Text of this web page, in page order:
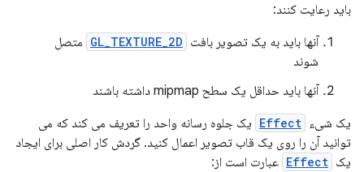
باید رعایت کنند:
آنها باید به یک تصویر بافت GL_TEXTURE_2D متصل
شوند
آنها باید حداقل یک سطح mipmap داشته باشند
یک شیء Effect یک جلوه رسانه واحد را تعریف می کند که می
توانید آن را روی یک قاب تصویر اعمال کنید. گردش کار اصلی برای ایجاد
یک Effect عبارت است از: